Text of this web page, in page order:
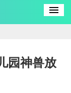
园神兽放